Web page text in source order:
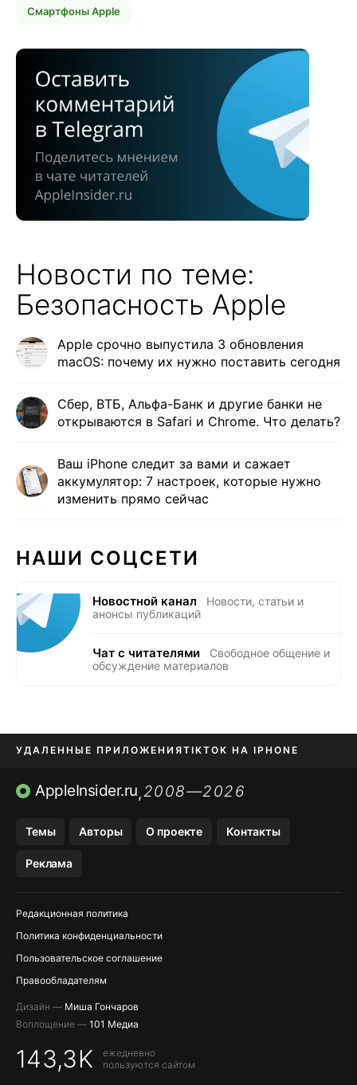
Смартфоны Apple
Новости по теме:
Безопасность Apple
Apple срочно выпустила 3 обновления
macOS: почему их нужно поставить сегодня
Сбер, ВТБ, Альфа-Банк и другие банки не
открываются в Safari и Сhrome. Что делать?
Ваш iPhone следит за вами и сажает
аккумулятор: 7 настроек, которые нужно
изменить прямо сейчас
НАШИ СОЦСЕТИ
Новостной канал
Новости, статьи и
анонсы публикаций
Чат с читателями
Свободное общение и
обсуждение материалов
УДАЛЕННЫЕ ПРИЛОЖЕНИЯTIKTOK НА IPHONE
ПРИЛОЖЕНИЯ БЕЗ APP STORE
AppleInsider.ru,2008—2026
Темы Авторы О проекте Контакты
Реклама
Редакционная политика
Политика конфиденциальности
Пользовательское соглашение
Правообладателям
Дизайн — Миша Гончаров
Воплощение — 101 Медиа
143,3K
ежедневно
пользуются сайтом